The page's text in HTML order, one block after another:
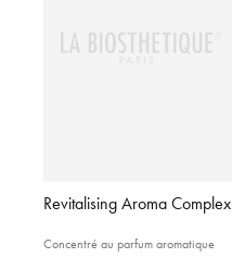
Revitalising Aroma Complex
Concentré au parfum aromatique